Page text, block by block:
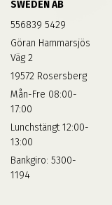
SWEDEN AB
556839 5429
Göran Hammarsjös
Väg 2
19572 Rosersberg
Mån-Fre 08:00-
17:00
Lunchstängt 12:00-
13:00
Bankgiro: 5300-
1194